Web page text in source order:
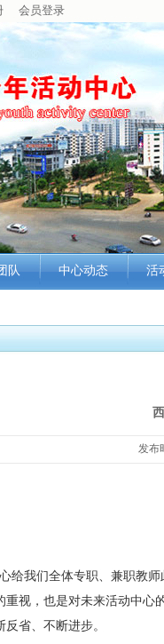
会员登录
队 中心动态 活
竞
发布
给我们全体专职、兼职教
视，也是对未来活动中
省、不断进步。